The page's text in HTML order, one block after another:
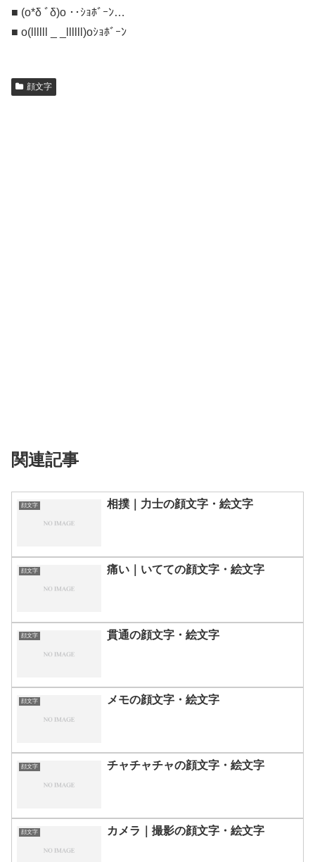
■ (o*δ ﾞδ)o ･･ｼｮﾎﾞｰﾝ…
■ o(llllll _ _llllll)oｼｮﾎﾞｰﾝ
顔文字
関連記事
顔文字 相撲｜力士の顔文字・絵文字
顔文字 痛い｜いてての顔文字・絵文字
顔文字 貫通の顔文字・絵文字
顔文字 メモの顔文字・絵文字
顔文字 チャチャチャの顔文字・絵文字
顔文字 カメラ｜撮影の顔文字・絵文字